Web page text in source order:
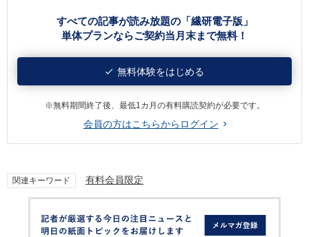
すべての記事が読み放題の「繊研電子版」
単体プランならご契約当月末まで無料！
無料体験をはじめる
※無料期間終了後、最低1カ月の有料購読契約が必要です。
会員の方はこちらからログイン
関連キーワード 有料会員限定